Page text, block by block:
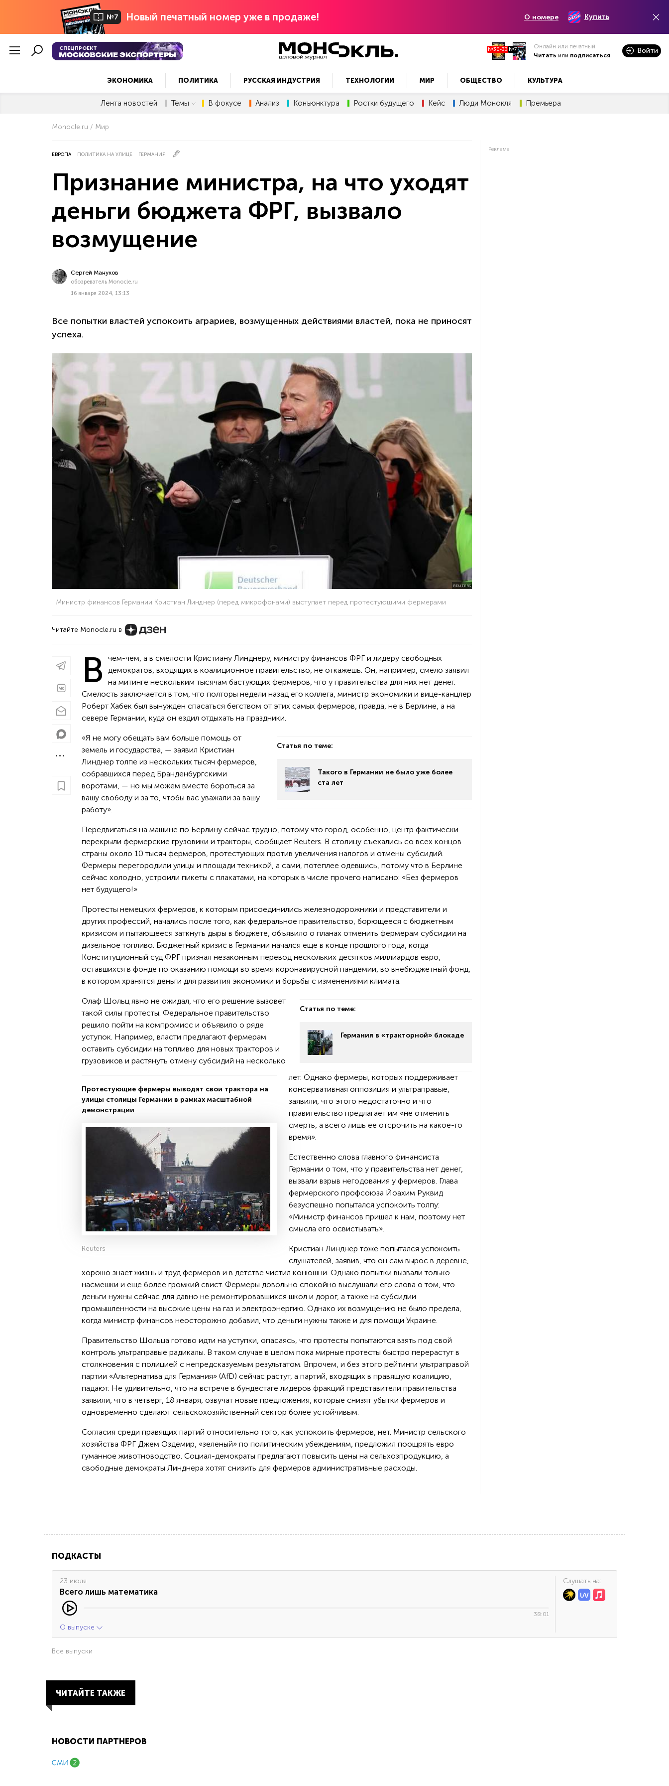
№7 Новый печатный номер уже в продаже! О номере Купить
СПЕЦПРОЕКТ №30-33 №7
Онлайн или печатный
Читать или подписаться
Войти
ЭКОНОМИКА ПОЛИТИКА РУССКАЯ ИНДУСТРИЯ ТЕХНОЛОГИИ МИР ОБЩЕСТВО КУЛЬТУРА
Лента новостей Темы В фокусе Анализ Конъюнктура Ростки будущего Кейс Люди Монокля Премьера
Monocle.ru Мир
ЕВРОПА ПОЛИТИКА НА УЛИЦЕ ГЕРМАНИЯ
Признание министра, на что уходят
деньги бюджета ФРГ, вызвало
возмущение
Сергей Мануков
обозреватель Monocle.ru
16 января 2024, 13:13
Все попытки властей успокоить аграриев, возмущенных действиями властей, пока не приносят
успеха.
REUTERS
Министр финансов Германии Кристиан Линднер (перед микрофонами) выступает перед протестующими фермерами
Читайте Monocle.ru в
В
чем-чем, а в смелости Кристиану Линднеру, министру финансов ФРГ и лидеру свободных
демократов, входящих в коалиционное правительство, не откажешь. Он, например, смело заявил
на митинге нескольким тысячам бастующих фермеров, что у правительства для них нет денег.
Смелость заключается в том, что полторы недели назад его коллега, министр экономики и вице-канцлер
Роберт Хабек был вынужден спасаться бегством от этих самых фермеров, правда, не в Берлине, а на
севере Германии, куда он ездил отдыхать на праздники.
Статья по теме:
Такого в Германии не было уже более
ста лет
«Я не могу обещать вам больше помощь от
земель и государства,
— заявил Кристиан
Линднер толпе из нескольких тысяч фермеров,
собравшихся перед Бранденбургскими
воротами,
— но мы можем вместе бороться за
вашу свободу и за то, чтобы вас уважали за вашу
работу».
Передвигаться на машине по Берлину сейчас трудно, потому что город, особенно, центр фактически
перекрыли фермерские грузовики и тракторы, сообщает Reuters. В столицу съехались со всех концов
страны около 10 тысяч фермеров, протестующих против увеличения налогов и отмены субсидий.
Фермеры перегородили улицы и площади техникой, а сами, потеплее одевшись, потому что в Берлине
сейчас холодно, устроили пикеты с плакатами, на которых в числе прочего написано: «Без фермеров
нет будущего!»
Протесты немецких фермеров, к которым присоединились железнодорожники и представители и
других профессий, начались после того, как федеральное правительство, борющееся с бюджетным
кризисом и пытающееся заткнуть дыры в бюджете, объявило о планах отменить фермерам субсидии на
дизельное топливо. Бюджетный кризис в Германии начался еще в конце прошлого года, когда
Конституционный суд ФРГ признал незаконным перевод нескольких десятков миллиардов евро,
оставшихся в фонде по оказанию помощи во время коронавирусной пандемии, во внебюджетный фонд,
в котором хранятся деньги для развития экономики и борьбы с изменениями климата.
Статья по теме:
Германия в «тракторной» блокаде
Протестующие фермеры выводят свои трактора на
улицы столицы Германии в рамках масштабной
демонстрации
Reuters
Олаф Шольц явно не ожидал, что его решение вызовет
такой силы протесты. Федеральное правительство
решило пойти на компромисс и объявило о ряде
уступок. Например, власти предлагают фермерам
оставить субсидии на топливо для новых тракторов и
грузовиков и растянуть отмену субсидий на несколько
лет. Однако фермеры, которых поддерживает
консервативная оппозиция и ультраправые,
заявили, что этого недостаточно и что
правительство предлагает им «не отменить
смерть, а всего лишь ее отсрочить на какое-то
время».
Естественно слова главного финансиста
Германии о том, что у правительства нет денег,
вызвали взрыв негодования у фермеров. Глава
фермерского профсоюза Йоахим Руквид
безуспешно попытался успокоить толпу:
«Министр финансов пришел к нам, поэтому нет
смысла его освистывать».
Кристиан Линднер тоже попытался успокоить
слушателей, заявив, что он сам вырос в деревне,
хорошо знает жизнь и труд фермеров и в детстве чистил конюшни. Однако попытки вызвали только
насмешки и еще более громкий свист. Фермеры довольно спокойно выслушали его слова о том, что
деньги нужны сейчас для давно не ремонтировавшихся школ и дорог, а также на субсидии
промышленности на высокие цены на газ и электроэнергию. Однако их возмущению не было предела,
когда министр финансов неосторожно добавил, что деньги нужны также и для помощи Украине.
Правительство Шольца готово идти на уступки, опасаясь, что протесты попытаются взять под свой
контроль ультраправые радикалы. В таком случае в целом пока мирные протесты быстро перерастут в
столкновения с полицией с непредсказуемым результатом. Впрочем, и без этого рейтинги ультраправой
партии «Альтернатива для Германия» (AfD) сейчас растут, а партий, входящих в правящую коалицию,
падают. Не удивительно, что на встрече в бундестаге лидеров фракций представители правительства
заявили, что в четверг, 18 января, озвучат новые предложения, которые снизят убытки фермеров и
одновременно сделают сельскохозяйственный сектор более устойчивым.
Согласия среди правящих партий относительно того, как успокоить фермеров, нет. Министр сельского
хозяйства ФРГ Джем Оздемир, «зеленый» по политическим убеждениям, предложил поощрять евро
гуманное животноводство. Социал-демократы предлагают повысить цены на сельхозпродукцию, а
свободные демократы Линднера хотят снизить для фермеров административные расходы.
Реклама
ПОДКАСТЫ
23 июля
Всего лишь математика
38:01
О выпуске
Cлушать на:
Все выпуски
ЧИТАЙТЕ ТАКЖЕ
НОВОСТИ ПАРТНЕРОВ